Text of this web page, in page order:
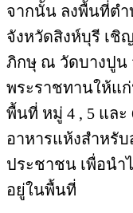
จากนั้น ลงพื้นที่ตำ
จังหวัดสิงห์บุรี เชิ
ภิกษุ ณ วัดบางปูน
พระราชทานให้แ
พื้นที่ หมู่ 4 , 5 และ
อาหารแห้งสำหรั
ประชาชน เพื่อนำ
อยู่ในพื้นที่